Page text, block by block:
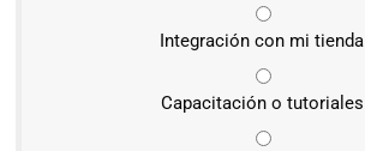
Integración con mi tienda
Capacitación o tutoriales